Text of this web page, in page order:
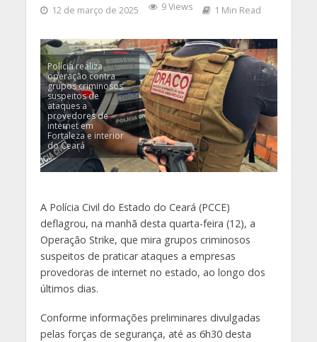
12 de março de 2025 9 Views 1 Min Read
Polícia realiza
operação contra
grupos criminosos
suspeitos de
ataques a
provedores de
internet em
Fortaleza e interior
do Ceará
A Polícia Civil do Estado do Ceará (PCCE)
deflagrou, na manhã desta quarta-feira (12), a
Operação Strike, que mira grupos criminosos
suspeitos de praticar ataques a empresas
provedoras de internet no estado, ao longo dos
últimos dias.
Conforme informações preliminares divulgadas
pelas forças de segurança, até as 6h30 desta